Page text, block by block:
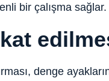
bir çalışma sağlar.
denge